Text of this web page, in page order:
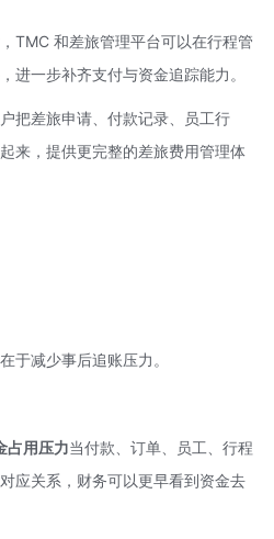
TMC 和差旅管理平台可以在行程管
进一步补齐支付与资金追踪能力。
把差旅申请、付款记录、员工行
来，提供更完整的差旅费用管理体
于减少事后追账压力。
占用压力当付款、订单、员工、行程
应关系，财务可以更早看到资金去